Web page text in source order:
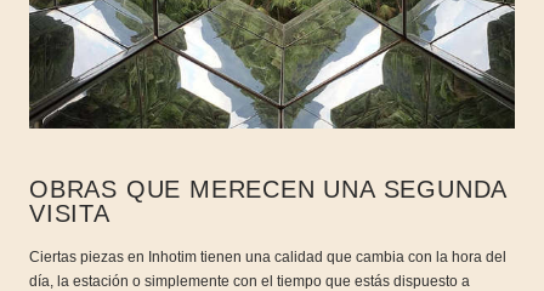
OBRAS QUE MERECEN UNA SEGUNDA
VISITA
Ciertas piezas en Inhotim tienen una calidad que cambia con la hora del
día, la estación o simplemente con el tiempo que estás dispuesto a